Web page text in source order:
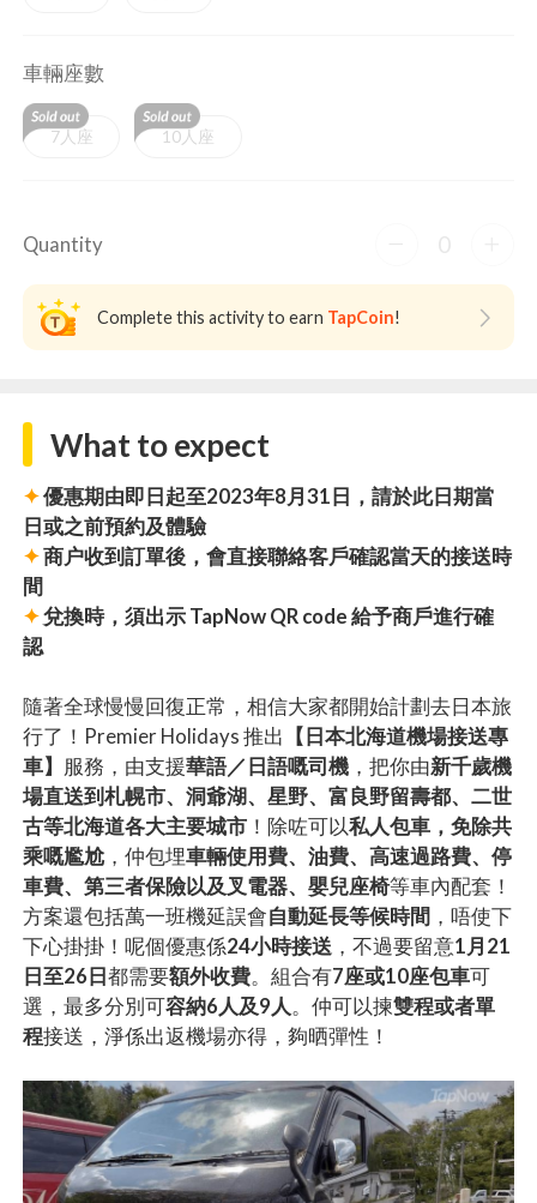
車輛座數
7人座 10人座
Quantity 0
Complete this activity to earn TapCoin!
What to expect
✦優惠期由即日起至2023年8月31日，請於此日期當
日或之前預約及體驗
✦商户收到訂單後，會直接聯絡客戶確認當天的接送時
間
✦兌換時，須出示 TapNow QR code 給予商戶進行確
認
隨著全球慢慢回復正常，相信大家都開始計劃去日本旅
行了！Premier Holidays 推出
【日本北海道機場接送專
車】 服務，由支援華語／日語嘅司機 ，把你由新千歲機
場直送到札幌市、洞爺湖、星野、富良野留壽都、二世
古等北海道各大主要城市 ！除咗可以私人包車，免除共
乘嘅尷尬 ，仲包埋車輛使用費、油費、高速過路費、停
車費、第三者保險以及叉電器、嬰兒座椅等車內配套！
方案還包括萬一班機延誤會自動延長等候時間 ，唔使下
下心掛掛！呢個優惠係24小時接送 ，不過要留意1月21
日至26日都需要額外收費。組合有7座或10座包車可
選，最多分別可容納6人及9人。仲可以揀雙程或者單
程接送，淨係出返機場亦得，夠晒彈性！